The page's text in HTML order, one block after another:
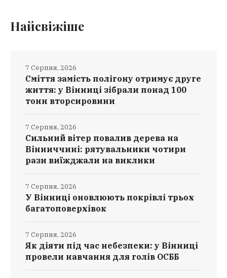
Найсвіжіше
Сміття замість полігону отримує друге
життя: у Вінниці зібрали понад 100
тонн вторсировини
7 Серпня, 2026
Сильний вітер повалив дерева на
Вінниччині: рятувальники чотири
рази виїжджали на виклики
7 Серпня, 2026
У Вінниці оновлюють покрівлі трьох
багатоповерхівок
7 Серпня, 2026
Як діяти під час небезпеки: у Вінниці
провели навчання для голів ОСББ
7 Серпня, 2026